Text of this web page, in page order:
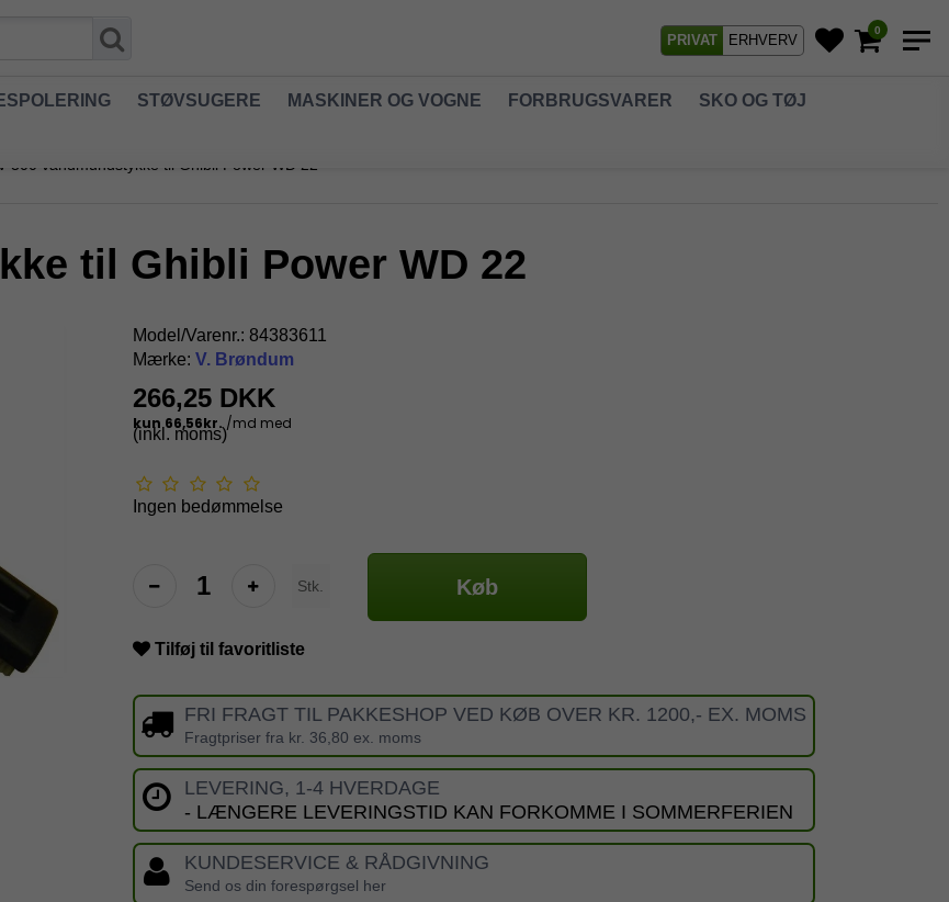
PRIVAT ERHVERV
0
STØVSUGERE MASKINER OG VOGNE FORBRUGSVARER SKO OG TØJ
V-300 vandmundstykke til Ghibli Power WD 22
til Ghibli Power WD 22
Model/Varenr.: 84383611
Mærke: V. Brøndum
266,25 DKK
(inkl. moms)
Ingen bedømmelse
Stk. Køb
Tilføj til favoritliste
FRI FRAGT TIL PAKKESHOP VED KØB OVER KR. 1200,- EX. MOMS
Fragtpriser fra kr. 36,80 ex. moms
LEVERING, 1-4 HVERDAGE
- LÆNGERE LEVERINGSTID KAN FORKOMME I SOMMERFERIEN
KUNDESERVICE & RÅDGIVNING
Send os din forespørgsel her